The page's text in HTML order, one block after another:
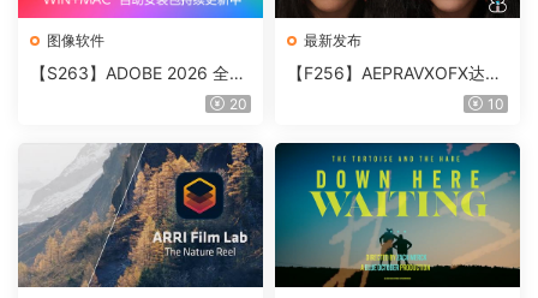
图像软件
【S263】ADOBE 2026 全家
20
最新发布
【F256】AEPRAVXOFX达芬
奇视频人像磨皮润肤美颜插件
10